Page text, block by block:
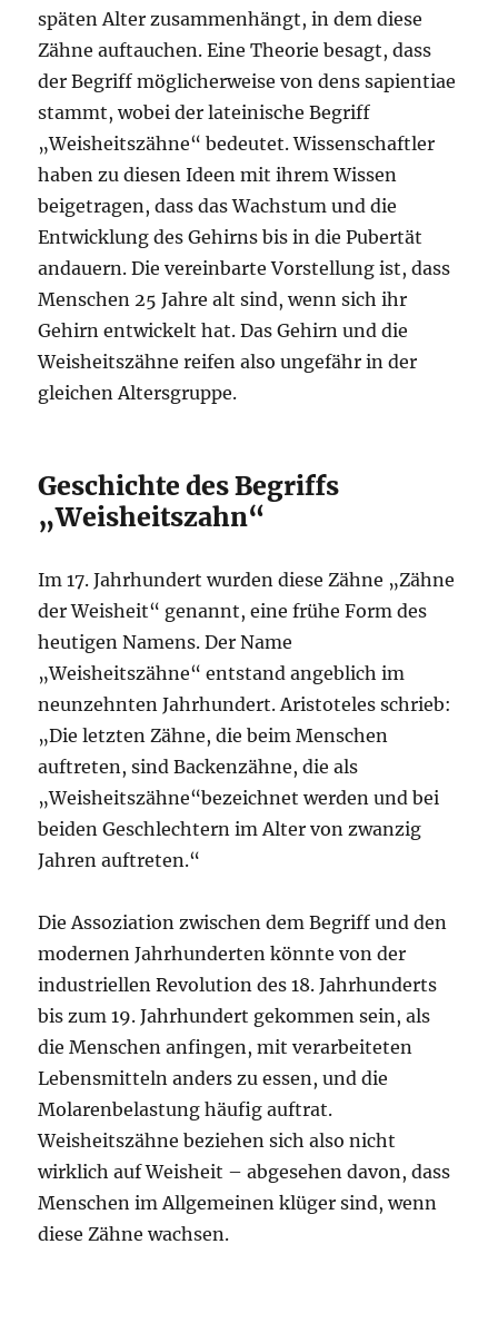
späten Alter zusammenhängt, in dem diese
Zähne auftauchen. Eine Theorie besagt, dass
der Begriff möglicherweise von dens sapientiae
stammt, wobei der lateinische Begriff
„Weisheitszähne“ bedeutet. Wissenschaftler
haben zu diesen Ideen mit ihrem Wissen
beigetragen, dass das Wachstum und die
Entwicklung des Gehirns bis in die Pubertät
andauern. Die vereinbarte Vorstellung ist, dass
Menschen 25 Jahre alt sind, wenn sich ihr
Gehirn entwickelt hat. Das Gehirn und die
Weisheitszähne reifen also ungefähr in der
gleichen Altersgruppe.
Geschichte des Begriffs
„Weisheitszahn“
Im 17. Jahrhundert wurden diese Zähne „Zähne
der Weisheit“ genannt, eine frühe Form des
heutigen Namens. Der Name
„Weisheitszähne“ entstand angeblich im
neunzehnten Jahrhundert. Aristoteles schrieb:
„Die letzten Zähne, die beim Menschen
auftreten, sind Backenzähne, die als
„Weisheitszähne“bezeichnet werden und bei
beiden Geschlechtern im Alter von zwanzig
Jahren auftreten.“
Die Assoziation zwischen dem Begriff und den
modernen Jahrhunderten könnte von der
industriellen Revolution des 18. Jahrhunderts
bis zum 19. Jahrhundert gekommen sein, als
die Menschen anfingen, mit verarbeiteten
Lebensmitteln anders zu essen, und die
Molarenbelastung häufig auftrat.
Weisheitszähne beziehen sich also nicht
wirklich auf Weisheit – abgesehen davon, dass
Menschen im Allgemeinen klüger sind, wenn
diese Zähne wachsen.